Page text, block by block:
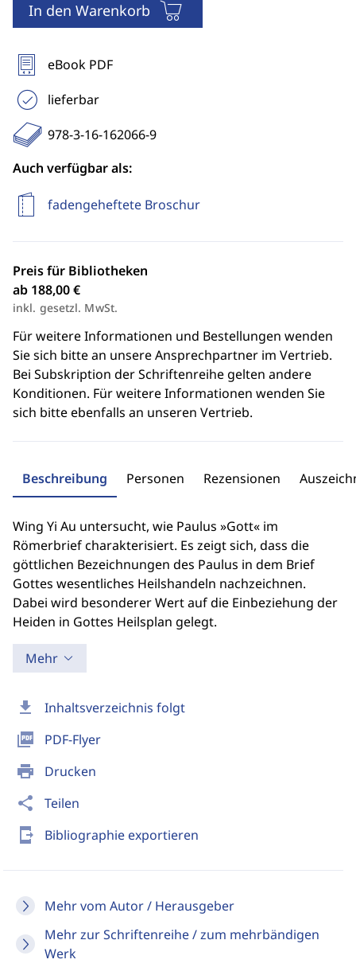
download Inhaltsverzeichnis folgt
picture_as_pdf PDF-Flyer
print Drucken
share Teilen
send_to_mobile Bibliographie exportieren
Mehr vom Autor / Herausgeber
Mehr zur Schriftenreihe / zum mehrbändigen
Werk
In den Warenkorb
eBook PDF
lieferbar
978-3-16-162066-9
Auch verfügbar als:
fadengeheftete Broschur
Preis für Bibliotheken
ab 188,00 €
inkl. gesetzl. MwSt.
Für weitere Informationen und Bestellungen wenden
Sie sich bitte an unsere Ansprechpartner im Vertrieb.
Bei Subskription der Schriftenreihe gelten andere
Konditionen. Für weitere Informationen wenden Sie
sich bitte ebenfalls an unseren Vertrieb.
Beschreibung Personen Rezensionen
Wing Yi Au untersucht, wie Paulus »Gott« im
Römerbrief charakterisiert. Es zeigt sich, dass die
göttlichen Bezeichnungen des Paulus in dem Brief
Gottes wesentliches Heilshandeln nachzeichnen.
Dabei wird besonderer Wert auf die Einbeziehung der
Heiden in Gottes Heilsplan gelegt.
Mehr